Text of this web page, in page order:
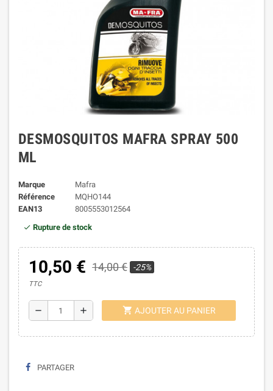
DESMOSQUITOS MAFRA SPRAY 500
ML
Marque
Mafra
Référence
MQHO144
EAN13
8005553012564
Rupture de stock
10,50 € 14,00 € -25%
TTC
remove add shopping_cart AJOUTER AU PANIER
PARTAGER